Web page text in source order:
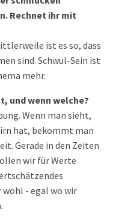
Rechnet ihr mit
ist es so, dass
sind. Schwul-Sein ist
mehr.
und wenn welche?
Wenn man sieht,
hat, bekommt man
Gerade in den Zeiten
wir für Werte
- egal wo wir